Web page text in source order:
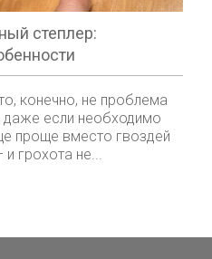
степлер:
конечно, не проблема
даже если необходимо
проще вместо гвоздей
грохота не...